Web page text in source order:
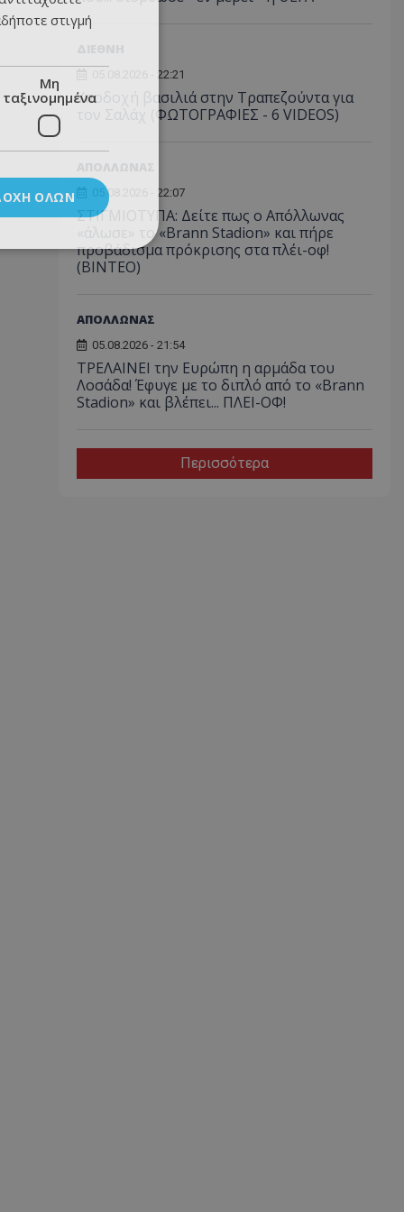
05.08.2026 - 22:21
Υποδοχή βασιλιά στην Τραπεζούντα για
τον Σαλάχ (ΦΩΤΟΓΡΑΦΙΕΣ - 6 VIDEOS)
05.08.2026 - 22:07
ΣΤΙΓΜΙΟΤΥΠΑ: Δείτε πως ο Απόλλωνας
«άλωσε» το «Brann Stadion» και πήρε
προβάδισμα πρόκρισης στα πλέι-οφ!
(ΒΙΝΤΕΟ)
ΑΠΟΛΛΩΝΑΣ
05.08.2026 - 21:54
ΤΡΕΛΑΙΝΕΙ την Ευρώπη η αρμάδα του
Λοσάδα! Έφυγε με το διπλό από το «Brann
Stadion» και βλέπει... ΠΛΕΙ-ΟΦ!
Περισσότερα
στιγμή
Μη
ταξινομημένα
ΌΛΩΝ